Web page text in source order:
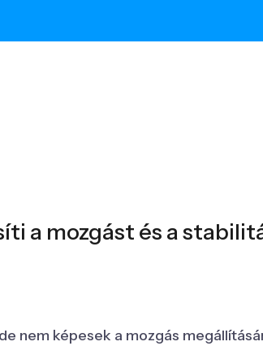
a mozgást és a
nem képesek a mozgás